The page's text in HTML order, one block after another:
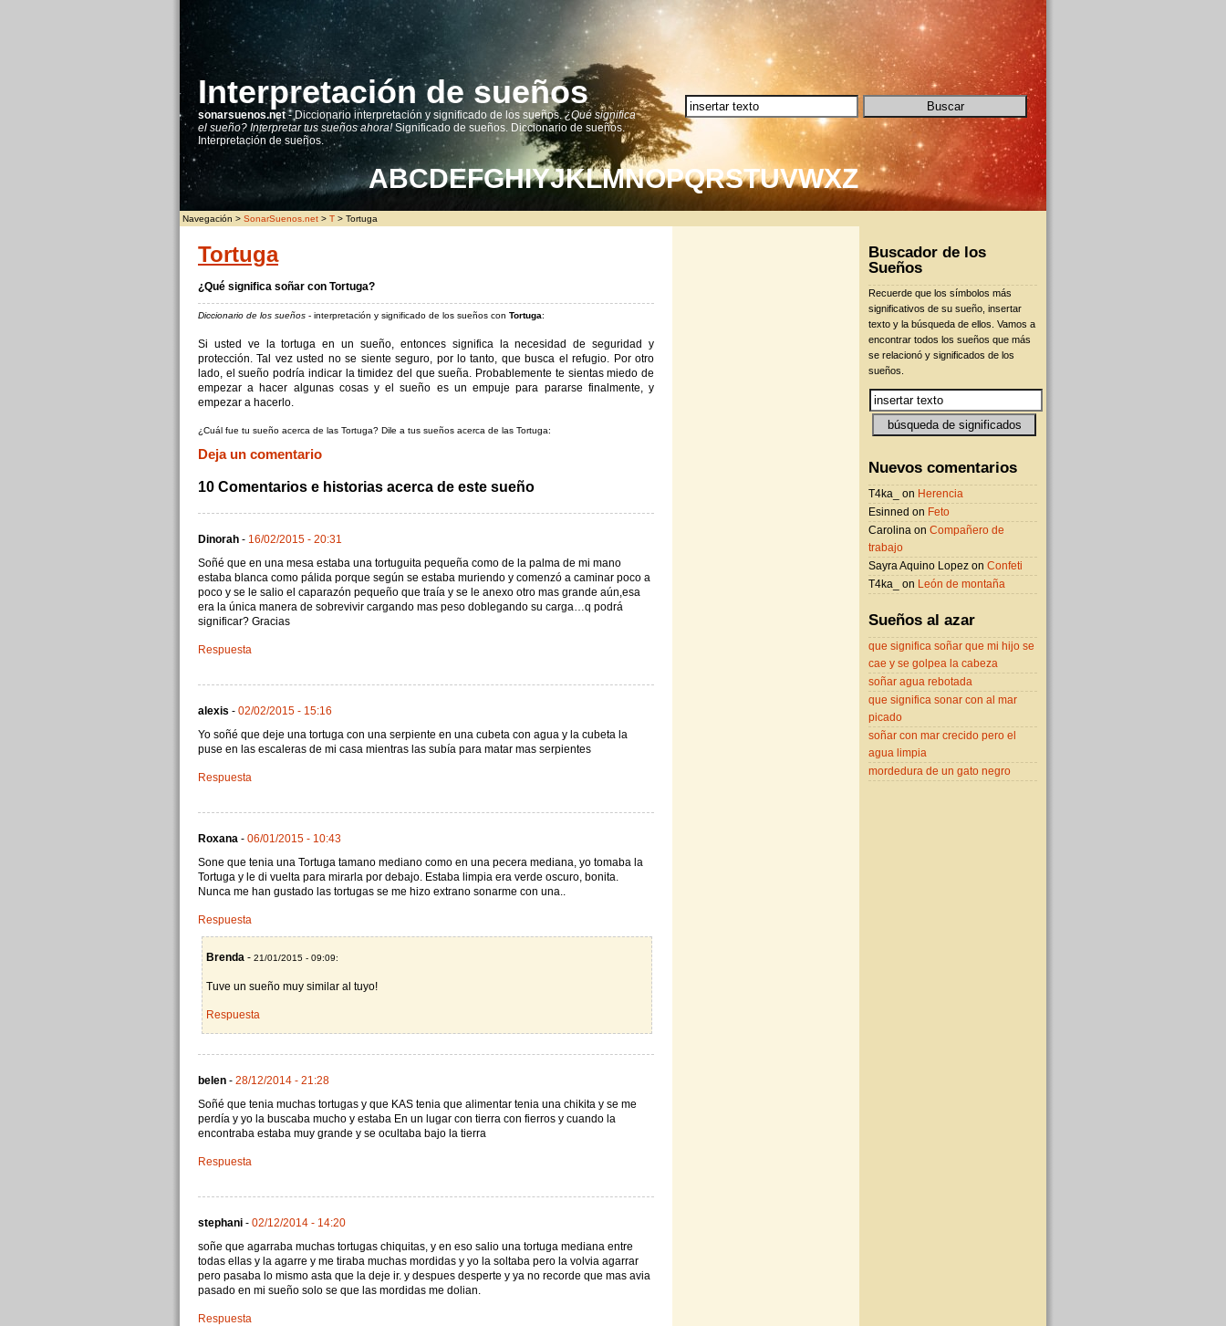
Interpretación de sueños
sonarsuenos.net- Diccionario interpretación y significado de los sueños.¿Qué significa
el sueño? Interpretar tus sueños ahora!Significado de sueños. Diccionario de sueños.
Interpretación de sueños.
ABCDEFGHIYJKLMNOPQRSTUVWXZ
Navegación > SonarSuenos.net > T > Tortuga
Tortuga
¿Qué significa soñar con Tortuga?
Diccionario de los sueños - interpretación y significado de los sueños con Tortuga:
Si usted ve la tortuga en un sueño, entonces significa la necesidad de seguridad y
protección. Tal vez usted no se siente seguro, por lo tanto, que busca el refugio. Por otro
lado, el sueño podría indicar la timidez del que sueña. Probablemente te sientas miedo de
empezar a hacer algunas cosas y el sueño es un empuje para pararse finalmente, y
empezar a hacerlo.
¿Cuál fue tu sueño acerca de las Tortuga? Dile a tus sueños acerca de las Tortuga:
Deja un comentario
10 Comentarios e historias acerca de este sueño
Dinorah - 16/02/2015 - 20:31
Soñé que en una mesa estaba una tortuguita pequeña como de la palma de mi mano
estaba blanca como pálida porque según se estaba muriendo y comenzó a caminar poco a
poco y se le salio el caparazón pequeño que traía y se le anexo otro mas grande aún,esa
era la única manera de sobrevivir cargando mas peso doblegando su carga…q podrá
significar? Gracias
Respuesta
alexis - 02/02/2015 - 15:16
Yo soñé que deje una tortuga con una serpiente en una cubeta con agua y la cubeta la
puse en las escaleras de mi casa mientras las subía para matar mas serpientes
Respuesta
Roxana - 06/01/2015 - 10:43
Sone que tenia una Tortuga tamano mediano como en una pecera mediana, yo tomaba la
Tortuga y le di vuelta para mirarla por debajo. Estaba limpia era verde oscuro, bonita.
Nunca me han gustado las tortugas se me hizo extrano sonarme con una..
Respuesta
Brenda - 21/01/2015 - 09:09:
Tuve un sueño muy similar al tuyo!
Respuesta
belen - 28/12/2014 - 21:28
Soñé que tenia muchas tortugas y que KAS tenia que alimentar tenia una chikita y se me
perdía y yo la buscaba mucho y estaba En un lugar con tierra con fierros y cuando la
encontraba estaba muy grande y se ocultaba bajo la tierra
Respuesta
stephani - 02/12/2014 - 14:20
soñe que agarraba muchas tortugas chiquitas, y en eso salio una tortuga mediana entre
todas ellas y la agarre y me tiraba muchas mordidas y yo la soltaba pero la volvia agarrar
pero pasaba lo mismo asta que la deje ir. y despues desperte y ya no recorde que mas avia
pasado en mi sueño solo se que las mordidas me dolian.
Respuesta
Buscador de los
Sueños
Recuerde que los símbolos más
significativos de su sueño, insertar
texto y la búsqueda de ellos. Vamos a
encontrar todos los sueños que más
se relacionó y significados de los
sueños.
Nuevos comentarios
T4ka_ on Herencia
Esinned on Feto
Carolina on Compañero de
trabajo
Sayra Aquino Lopez on Confeti
T4ka_ on León de montaña
Sueños al azar
que significa soñar que mi hijo se
cae y se golpea la cabeza
soñar agua rebotada
que significa sonar con al mar
picado
soñar con mar crecido pero el
agua limpia
mordedura de un gato negro